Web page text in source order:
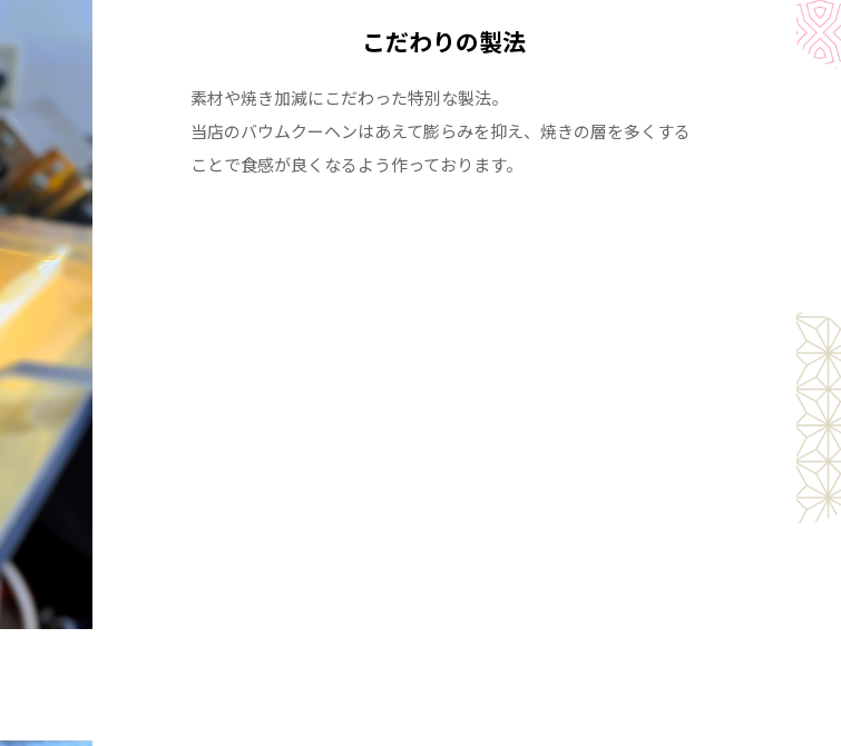
こだわりの製法
素材や焼き加減にこだわった特別な製法。
当店のバウムクーヘンはあえて膨らみを抑え、焼きの層を多くする
ことで食感が良くなるよう作っております。